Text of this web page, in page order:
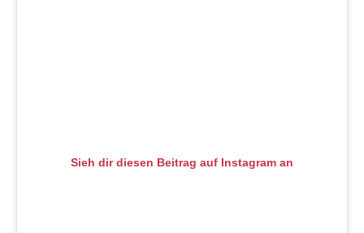
Sieh dir diesen Beitrag auf Instagram an